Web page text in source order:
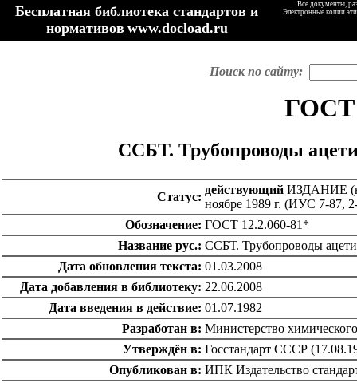
Бесплатная библиотека стандартов и
нормативов www.docload.ru
Все документы,
Электронные копии
Поиск по сайту:
ГОСТ
ССБТ. Трубопроводы
Статус:
действующий ИЗДАНИЕ
ноябре 1989 г. (ИУС 7-87,
Обозначение: ГОСТ 12.2.060-81*
Название рус.: ССБТ. Трубопроводы
Дата обновления текста: 01.03.2008
Дата добавления в библиотеку: 22.06.2008
Дата введения в действие: 01.07.1982
Разработан в: Министерство
Утверждён в: Госстандарт СССР
Опубликован в: ИПК Издательство